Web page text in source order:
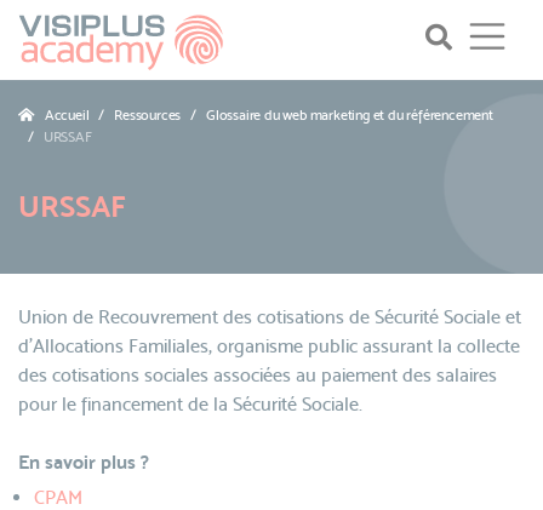
Accueil Ressources
Glossaire du web marketing et du référencement
URSSAF
URSSAF
Union de Recouvrement des cotisations de Sécurité Sociale et
d'Allocations Familiales, organisme public assurant la collecte
des cotisations sociales associées au paiement des salaires
pour le financement de la Sécurité Sociale.
En savoir plus ?
CPAM